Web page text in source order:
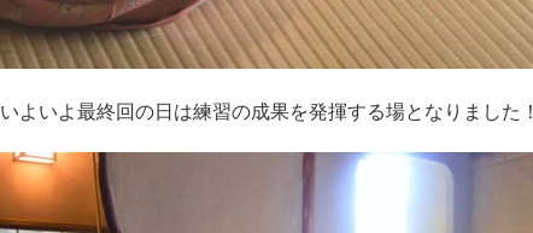
いよいよ最終回の日は練習の成果を発揮する場となりました！